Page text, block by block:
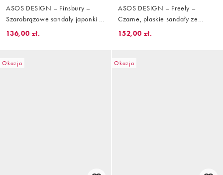
ASOS DESIGN – Finsbury –
Szarobrązowe sandały japonki z
paskiem za kostką
136,00 zł.
ASOS DESIGN – Freely –
Czarne, płaskie sandały ze
skrzyżowanymi paskami i
152,00 zł.
Okazja Okazja